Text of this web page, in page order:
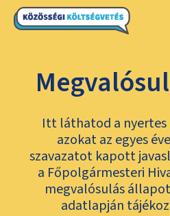
Itt láthatod a
azokat az egyes
szavazatot kapott
a Főpolgármesteri
megvalósulás
adatlapján